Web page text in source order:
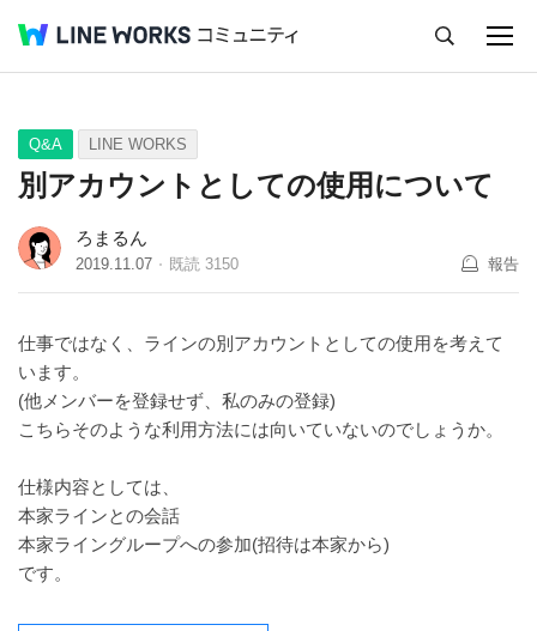
Q&A Tips Ideas
Q&A LINE WORKS
別アカウントとしての使用について
ろまるん
2019.11.07 既読 3150 報告
仕事ではなく、ラインの別アカウントとしての使用を考えて
います。
(他メンバーを登録せず、私のみの登録)
こちらそのような利用方法には向いていないのでしょうか。
仕様内容としては、
本家ラインとの会話
本家ライングループへの参加(招待は本家から)
です。